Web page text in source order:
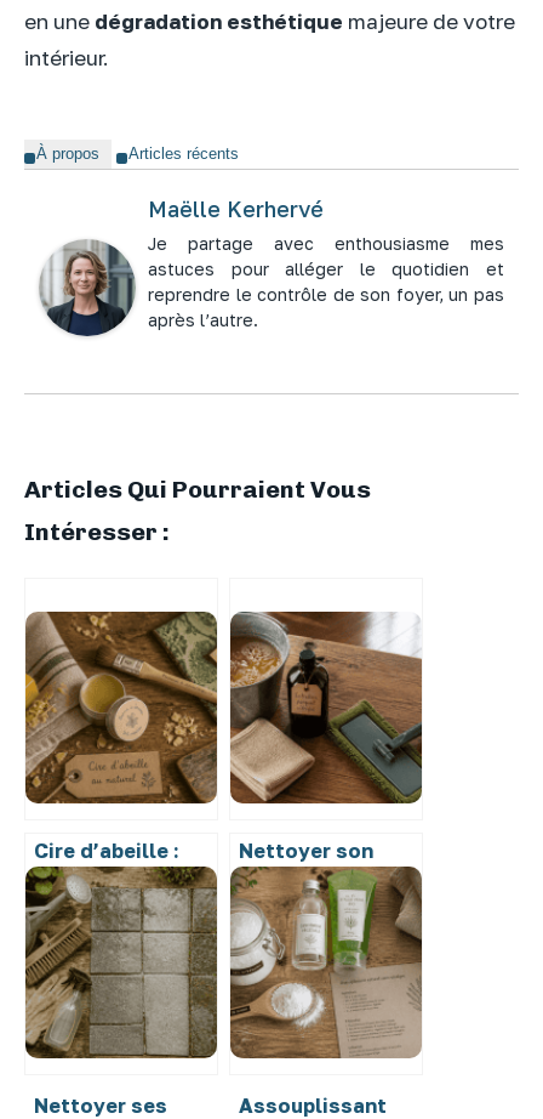
en une dégradation esthétique majeure de votre
intérieur.
À propos Articles récents
Maëlle Kerhervé
Je partage avec enthousiasme mes
astuces pour alléger le quotidien et
reprendre le contrôle de son foyer, un pas
après l’autre.
Articles Qui Pourraient Vous
Intéresser :
Cire d’abeille :
comment
l’utiliser en
cosmétique,
entretien du bois
et cuisine zéro
déchet ?
Nettoyer son
parquet vitrifié
au savon noir : 1
cuillère à soupe
et 4 étapes pour
un sol éclatant
Nettoyer ses
Assouplissant